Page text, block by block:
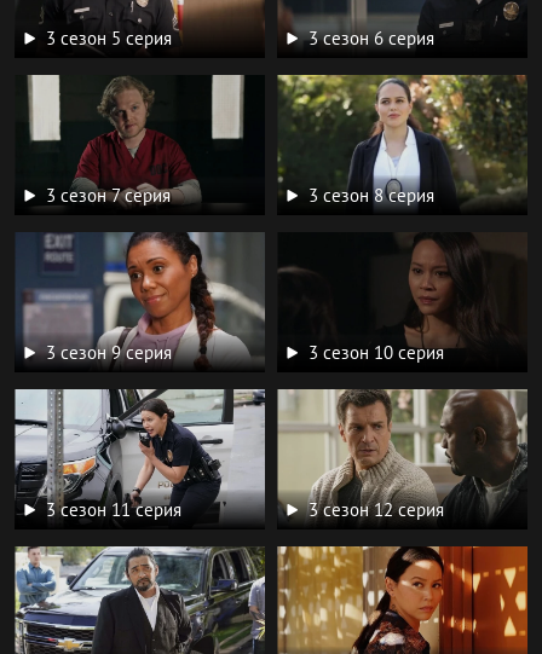
3 сезон 5 серия 3 сезон 6 серия
3 сезон 7 серия 3 сезон 8 серия
3 сезон 9 серия 3 сезон 10 серия
3 сезон 11 серия 3 сезон 12 серия